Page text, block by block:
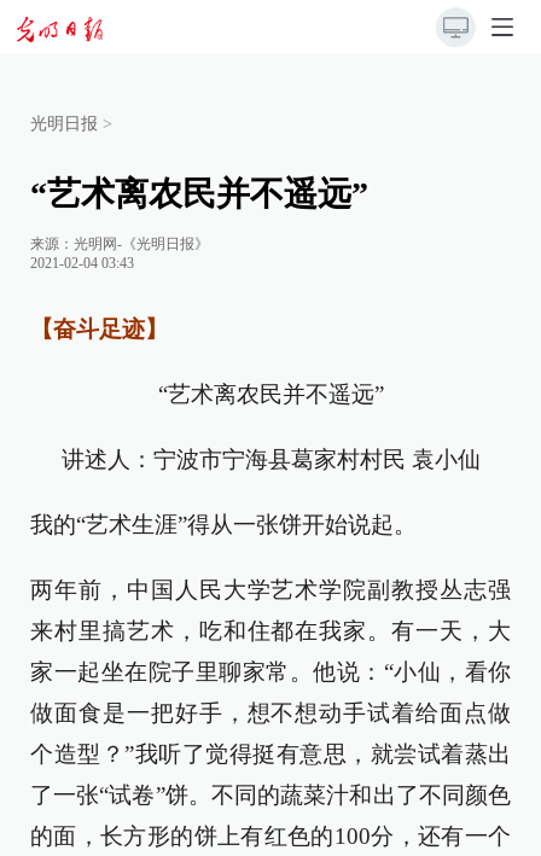
光明日报 >
“艺术离农民并不遥远”
来源： 光明网-《光明日报》
2021-02-04 03:43
【奋斗足迹】
“艺术离农民并不遥远”
讲述人：宁波市宁海县葛家村村民 袁小仙
我的“艺术生涯”得从一张饼开始说起。
两年前，中国人民大学艺术学院副教授丛志强
来村里搞艺术，吃和住都在我家。有一天，大
家一起坐在院子里聊家常。他说：“小仙，看你
做面食是一把好手，想不想动手试着给面点做
个造型？”我听了觉得挺有意思，就尝试着蒸出
了一张“试卷”饼。不同的蔬菜汁和出了不同颜色
的面，长方形的饼上有红色的100分，还有一个